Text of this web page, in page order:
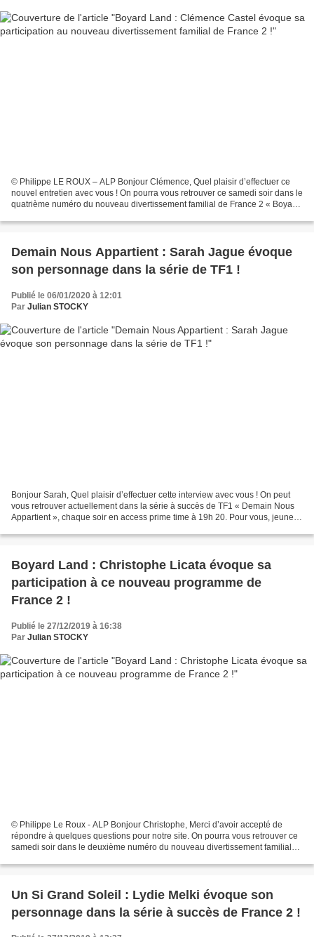
© Philippe LE ROUX – ALP Bonjour Clémence, Quel plaisir d’effectuer ce
nouvel entretien avec vous ! On pourra vous retrouver ce samedi soir dans le
quatrième numéro du nouveau divertissement familial de France 2 « Boyard
Demain Nous Appartient : Sarah Jague évoque
son personnage dans la série de TF1 !
Publié le 06/01/2020 à 12:01
Par Julian STOCKY
Bonjour Sarah, Quel plaisir d’effectuer cette interview avec vous ! On peut
vous retrouver actuellement dans la série à succès de TF1 « Demain Nous
Appartient », chaque soir en access prime time à 19h 20. Pour vous, jeune
Boyard Land : Christophe Licata évoque sa
participation à ce nouveau programme de
France 2 !
Publié le 27/12/2019 à 16:38
Par Julian STOCKY
© Philippe Le Roux - ALP Bonjour Christophe, Merci d’avoir accepté de
répondre à quelques questions pour notre site. On pourra vous retrouver ce
samedi soir dans le deuxième numéro du nouveau divertissement familial
Un Si Grand Soleil : Lydie Melki évoque son
personnage dans la série à succès de France 2 !